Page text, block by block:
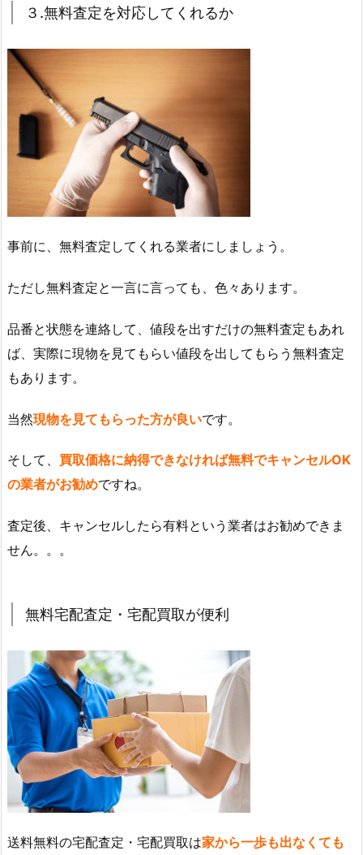
３.無料査定を対応してくれるか
事前に、無料査定してくれる業者にしましょう。
ただし無料査定と一言に言っても、色々あります。
品番と状態を連絡して、値段を出すだけの無料査定もあれ
ば、実際に現物を見てもらい値段を出してもらう無料査定
もあります。
当然現物を見てもらった方が良いです。
そして、 買取価格に納得できなければ無料でキャンセルOK
の業者がお勧めですね。
査定後、キャンセルしたら有料という業者はお勧めできま
せん。。。
無料宅配査定・宅配買取が便利
送料無料の宅配査定・宅配買取は家から一歩も出なくても